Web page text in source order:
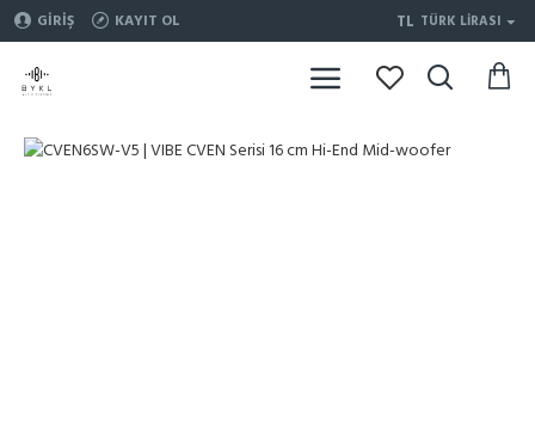
GIRIŞ KAYIT OL TL TÜRK LIRASI